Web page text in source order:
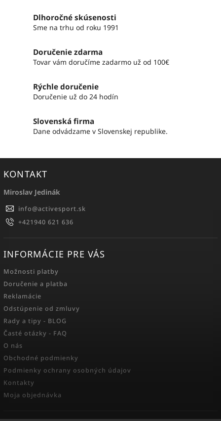
Dlhoročné skúsenosti
Sme na trhu od roku 1991
Doručenie zdarma
Tovar vám doručíme zadarmo už od 100€
Rýchle doručenie
Doručenie už do 24 hodín
Slovenská firma
Dane odvádzame v Slovenskej republike.
KONTAKT
Miroslav Jedinák
info@activesport.sk
+421940 621 636
INFORMÁCIE PRE VÁS
Možnosti platby
Doručenie a platba
Reklamácie
Odstúpenie od zmluvy
Rady a tipy - BLOG
Časté otázky - FAQ
O nás
Obchodné podmienky
Podmienky ochrany osobných údajov
Kontakty
Moja objednávka